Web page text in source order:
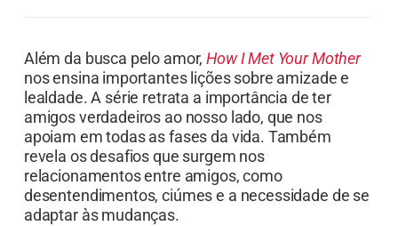
Além da busca pelo amor,How I Met Your Mother
nos ensina importantes lições sobre amizade e
lealdade. A série retrata a importância de ter
amigos verdadeiros ao nosso lado, que nos
apoiam em todas as fases da vida. Também
revela os desafios que surgem nos
relacionamentos entre amigos, como
desentendimentos, ciúmes e a necessidade de se
adaptar às mudanças.